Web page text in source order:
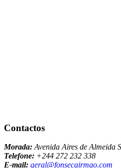
Contactos
Morada: Avenida Aires de Almeida
Telefone: +244 272 232 338
E-mail: geral@fonsecairmao.com